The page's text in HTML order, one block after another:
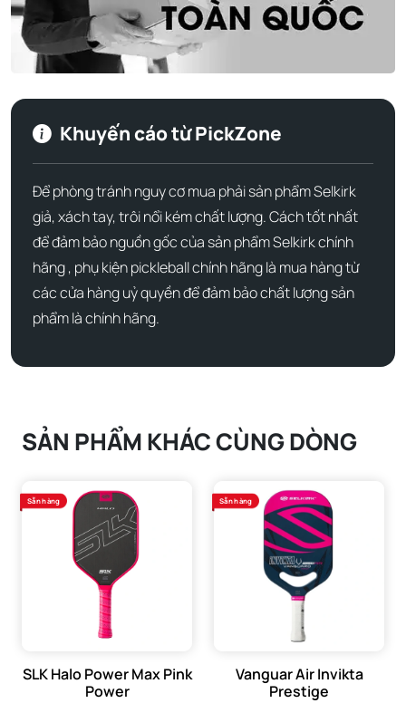
Nhà sản xuất
Selkirk Sports
Lắp ráp tại
Hoa Kỳ
hệ với chúng tôi 0921.456.666 - 0921.456.666 để được tư
Khuyến cáo từ PickZone
Để phòng tránh nguy cơ mua phải sản phẩm Selkirk
giả, xách tay, trôi nổi kém chất lượng. Cách tốt nhất
để đảm bảo nguồn gốc của sản phẩm Selkirk chính
hãng , phụ kiện pickleball chính hãng là mua hàng từ
các cửa hàng uỷ quyền để đảm bảo chất lượng sản
phẩm là chính hãng.
SẢN PHẨM KHÁC CÙNG DÒNG
Sẵn hàng
SLK Halo Power Max Pink
Power
Sẵn hàng
Vanguar Air Invikta
Prestige